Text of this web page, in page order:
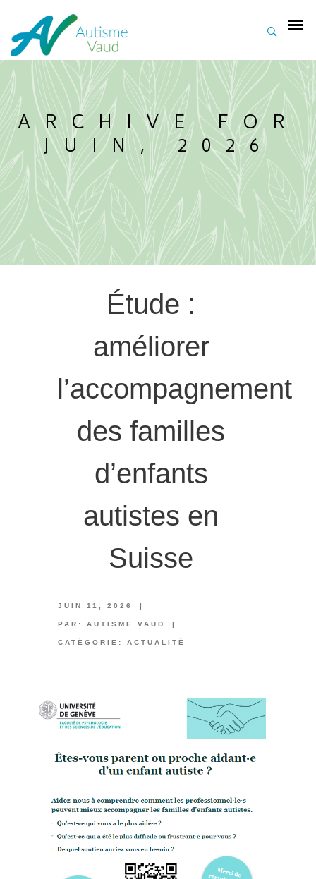
ARCHIVE FOR
JUIN, 2026
Étude :
améliorer
l’accompagnement
des familles
d’enfants
autistes en
Suisse
JUIN 11, 2026 |
PAR: AUTISME VAUD |
CATÉGORIE: ACTUALITÉ